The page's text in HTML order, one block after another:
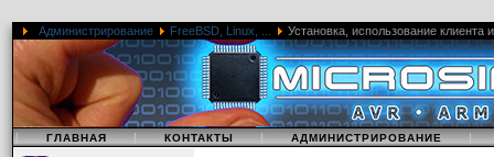
Администрирование FreeBSD, Linux, ... Установка, использование клиента
| ГЛАВНАЯ | КОНТАКТЫ | АДМИНИСТРИРОВАНИЕ |
NAME